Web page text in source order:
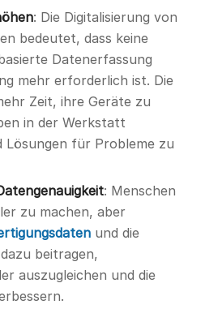
: Die Digitalisierung von
bedeutet, dass keine
Datenerfassung
mehr erforderlich ist. Die
Zeit, ihre Geräte zu
in der Werkstatt
Lösungen für Probleme zu
: Menschen
zu machen, aber
und die
beitragen,
auszugleichen und die